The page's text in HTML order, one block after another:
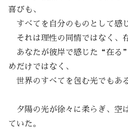
喜びも、
すべてを自分のものとして感
それは理性の同情ではなく、
あなたが彼岸で感じた“在る
めだけではなく、
世界のすべてを包む光でもあ
夕陽の光が徐々に柔らぎ、空
ていた。